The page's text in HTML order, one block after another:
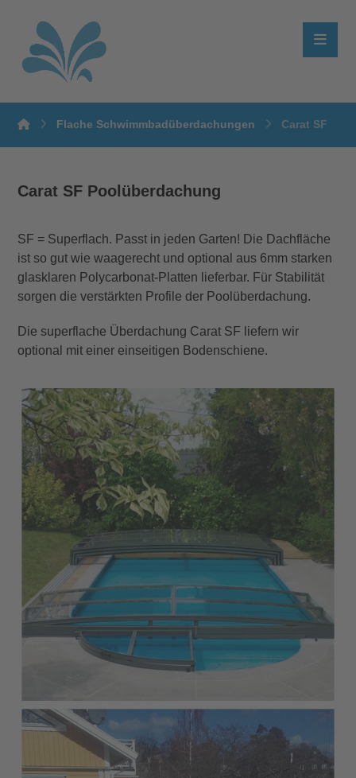
Flache Schwimmbadüberdachungen Carat SF
Carat SF Poolüberdachung
SF = Superflach. Passt in jeden Garten! Die Dachfläche
ist so gut wie waagerecht und optional aus 6mm starken
glasklaren Polycarbonat-Platten lieferbar. Für Stabilität
sorgen die verstärkten Profile der Poolüberdachung.
Die superflache Überdachung Carat SF liefern wir
optional mit einer einseitigen Bodenschiene.